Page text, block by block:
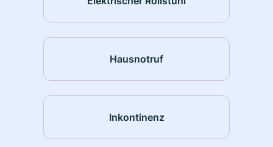
Hausnotruf
Inkontinenz